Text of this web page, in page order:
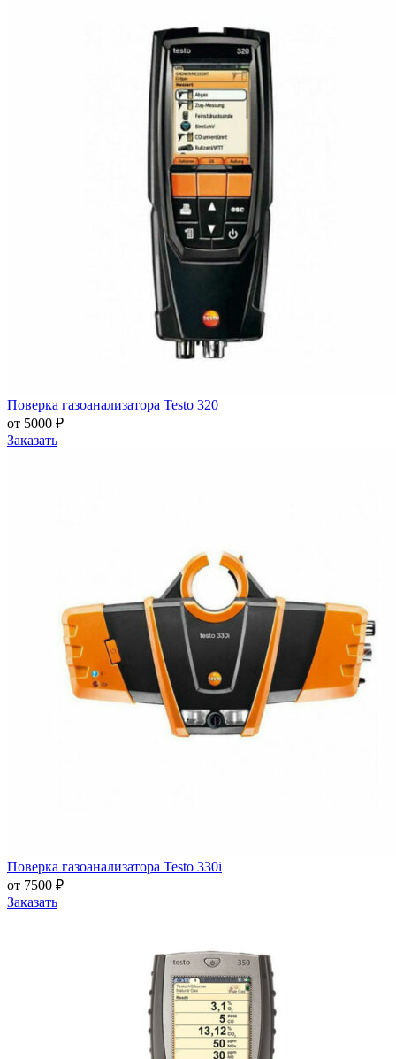
Поверка газоанализатора Testo 320
от 5000 ₽
Заказать
Поверка газоанализатора Testo 330i
от 7500 ₽
Заказать